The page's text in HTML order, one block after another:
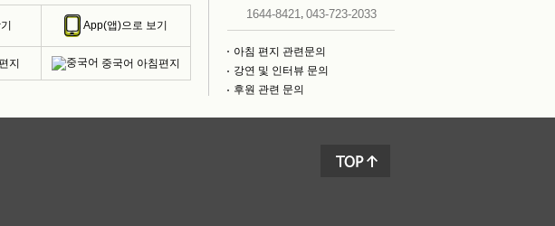
App(앱)으로 보기
지 중국어 아침편지
1644-8421, 043-723-2033
아침 편지 관련문의
강연 및 인터뷰 문의
후원 관련 문의